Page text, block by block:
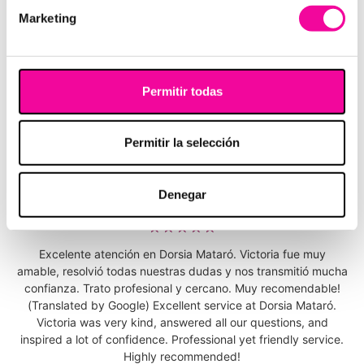
Marketing
Permitir todas
Permitir la selección
Denegar
demandadas por nuestros clientes:
RELLENOS FACIALES
Gracias a ésta técnica, podemos rellenar
diferentes zonas para mostrar un rostro joven,
armónico e hidratado. Las opciones más
son:aumento de labios, relleno de ojeras,
aumento de pómulos, rinomodelación o surcos
nasogenianos. Luce unrostro más joven y
armónico. ¡Estarás radiante!
ELIMINAR ARRUGAS
Con la ayuda deltratamiento contra las
arrigas, podrás mostrar un rostro liso,eliminando
las líneas de expresiónde la frente, entrecejos y
appointments. The results are real, exactly as I agreed from
the beginning, and my expectations were met. I highly
JUAN LOZANO
Gran atención de Débora, muy profesional. (Translated by
Google) Débora provided excellent service and was very
professional.
SARA JURADO
☆☆☆☆☆
Excelente atención en Dorsia Mataró. Victoria fue muy
amable, resolvió todas nuestras dudas y nos transmitió mucha
confianza. Trato profesional y cercano. Muy recomendable!
(Translated by Google) Excellent service at Dorsia Mataró.
Victoria was very kind, answered all our questions, and
inspired a lot of confidence. Professional yet friendly service.
Highly recommended!